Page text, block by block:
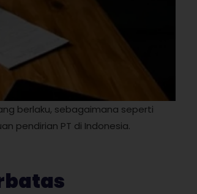
berlaku, sebagaimana seperti
pendirian PT di Indonesia.